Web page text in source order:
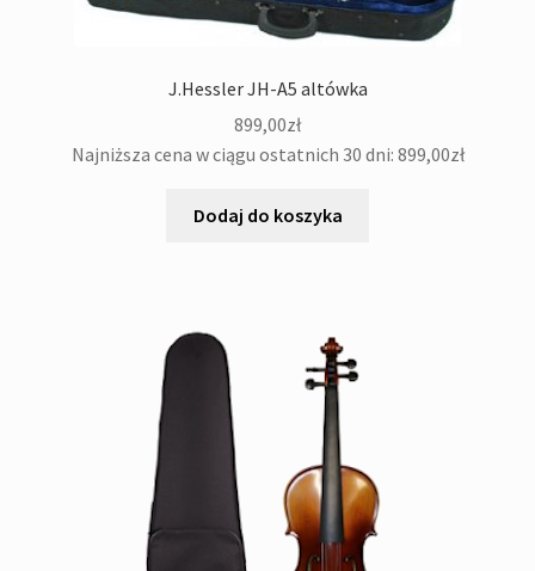
J.Hessler JH-A5 altówka
899,00zł
Najniższa cena w ciągu ostatnich 30 dni: 899,00zł
Dodaj do koszyka